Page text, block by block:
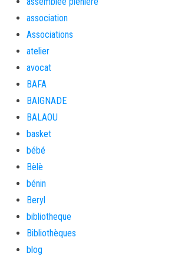
association
Associations
atelier
avocat
BAFA
BAIGNADE
BALAOU
basket
bébé
Bèlè
bénin
Beryl
bibliotheque
Bibliothèques
blog